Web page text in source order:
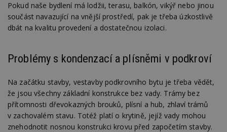
Pokud naše bydlení má lodžii, terasu, balkón, vikýř nebo jinou
součást navazující na vnější prostředí, pak je třeba úzkostlivě
dbát na kvalitu provedení a dostatečnou izolaci.
Problémy s kondenzací a plísněmi v podkroví
Na začátku stavby, vestavby podkrovního bytu je třeba vědět,
že jsou všechny základní konstrukce bez vady. Trámy bez
přítomnosti dřevokazných brouků, plísní a hub, zhlaví trámů
v zachovalém stavu. Totéž platí o krytině, jejíž vady mohou
znehodnotit nosnou konstrukci krovu před započetím stavby.